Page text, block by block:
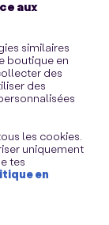
aux
similaires
boutique en
des
des
les cookies.
uniquement
tes
en